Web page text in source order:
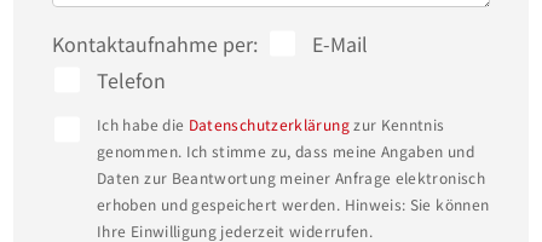
Kontaktaufnahme per:
E-Mail
Telefon
Ich habe die Datenschutzerklärungzur Kenntnis
genommen. Ich stimme zu, dass meine Angaben und
Daten zur Beantwortung meiner Anfrage elektronisch
erhoben und gespeichert werden. Hinweis: Sie können
Ihre Einwilligung jederzeit widerrufen.